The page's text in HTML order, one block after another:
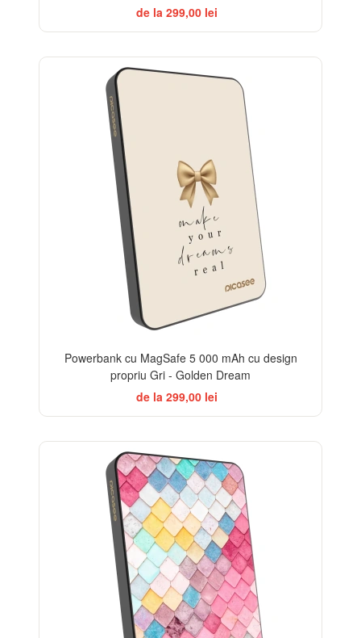
de la 299,00 lei
Powerbank cu MagSafe 5 000 mAh cu design
propriu Gri - Golden Dream
de la 299,00 lei